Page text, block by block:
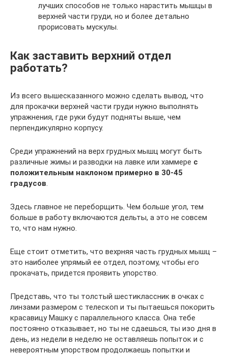
лучших способов не только нарастить мышцы в
верхней части груди, но и более детально
прорисовать мускулы.
Как заставить верхний отдел
работать?
Из всего вышесказанного можно сделать вывод, что
для прокачки верхней части груди нужно выполнять
упражнения, где руки будут подняты выше, чем
перпендикулярно корпусу.
Среди упражнений на верх грудных мышц могут быть
различные жимы и разводки на лавке или хаммере с
положительным наклоном примерно в 30-45
градусов
Здесь главное не переборщить. Чем больше угол, тем
больше в работу включаются дельты, а это не совсем
то, что нам нужно.
Еще стоит отметить, что вехрняя часть грудных мышц –
это наиболее упрямый ее отдел, поэтому, чтобы его
прокачать, придется проявить упорство.
Представь, что ты толстый шестиклассник в очках с
линзами размером с телескоп и ты пытаешься покорить
красавицу Машку с параллельного класса. Она тебе
постоянно отказывает, но ты не сдаешься, ты изо дня в
день, из недели в неделю не оставляешь попыток и с
невероятным упорством продолжаешь попытки и